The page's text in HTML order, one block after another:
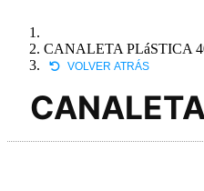
CANALETA PLáSTICA
VOLVER ATRÁS